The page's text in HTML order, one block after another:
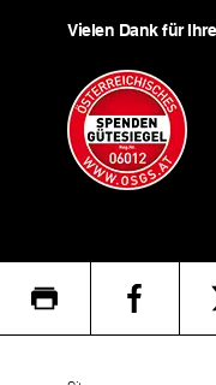
Vielen Dank für